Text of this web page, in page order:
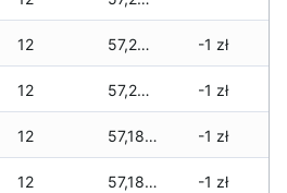
12 57,205 zł -1 zł
12 57,205 zł -1 zł
12 57,185 zł -1 zł
12 57,185 zł -1 zł